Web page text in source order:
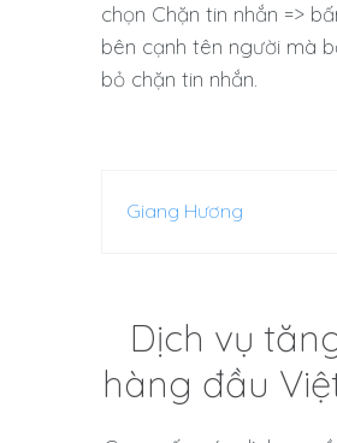
chọn Chặn tin nhắn =>
bên cạnh tên người mà
bỏ chặn tin nhắn.
Giang Hương
Dịch vụ
hàng đầu